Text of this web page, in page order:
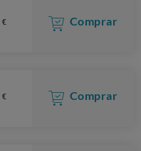
€ Comprar
€ Comprar